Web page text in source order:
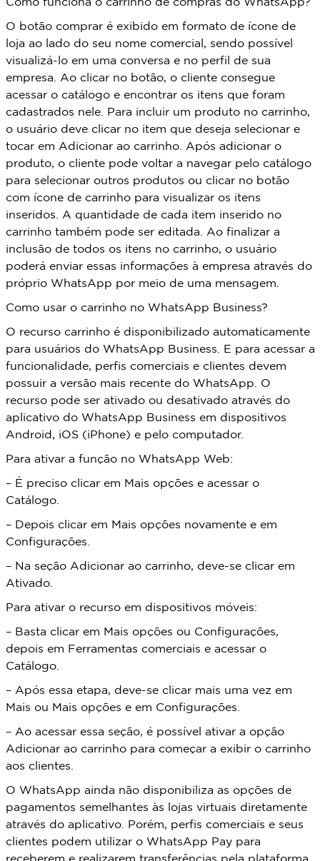
Como funciona o carrinho de compras do WhatsApp?
O botão comprar é exibido em formato de ícone de
loja ao lado do seu nome comercial, sendo possível
visualizá-lo em uma conversa e no perfil de sua
empresa. Ao clicar no botão, o cliente consegue
acessar o catálogo e encontrar os itens que foram
cadastrados nele. Para incluir um produto no carrinho,
o usuário deve clicar no item que deseja selecionar e
tocar em Adicionar ao carrinho. Após adicionar o
produto, o cliente pode voltar a navegar pelo catálogo
para selecionar outros produtos ou clicar no botão
com ícone de carrinho para visualizar os itens
inseridos. A quantidade de cada item inserido no
carrinho também pode ser editada. Ao finalizar a
inclusão de todos os itens no carrinho, o usuário
poderá enviar essas informações à empresa através do
próprio WhatsApp por meio de uma mensagem.
Como usar o carrinho no WhatsApp Business?
O recurso carrinho é disponibilizado automaticamente
para usuários do WhatsApp Business. E para acessar a
funcionalidade, perfis comerciais e clientes devem
possuir a versão mais recente do WhatsApp. O
recurso pode ser ativado ou desativado através do
aplicativo do WhatsApp Business em dispositivos
Android, iOS (iPhone) e pelo computador.
Para ativar a função no WhatsApp Web:
– É preciso clicar em Mais opções e acessar o
Catálogo.
– Depois clicar em Mais opções novamente e em
Configurações.
– Na seção Adicionar ao carrinho, deve-se clicar em
Ativado.
Para ativar o recurso em dispositivos móveis:
– Basta clicar em Mais opções ou Configurações,
depois em Ferramentas comerciais e acessar o
Catálogo.
– Após essa etapa, deve-se clicar mais uma vez em
Mais ou Mais opções e em Configurações.
– Ao acessar essa seção, é possível ativar a opção
Adicionar ao carrinho para começar a exibir o carrinho
aos clientes.
O WhatsApp ainda não disponibiliza as opções de
pagamentos semelhantes às lojas virtuais diretamente
através do aplicativo. Porém, perfis comerciais e seus
clientes podem utilizar o WhatsApp Pay para